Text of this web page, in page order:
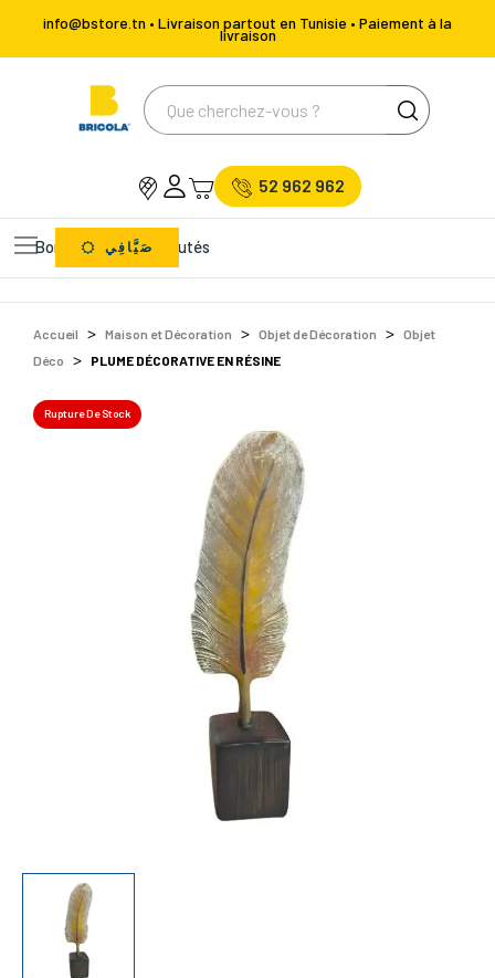
info@bstore.tn • Livraison partout en Tunisie • Paiement à la
livraison
52 962 962
Bons Plans Nouveautés
صَيَّافِي
Accueil Maison et Décoration Objet de Décoration
Objet
Déco
PLUME DÉCORATIVE EN RÉSINE
Rupture De Stock